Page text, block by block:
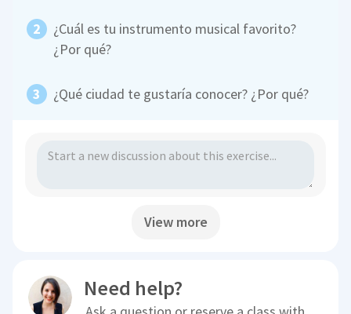
¿Cuál es tu instrumento musical favorito?
¿Por qué?
¿Qué ciudad te gustaría conocer? ¿Por qué?
View more
Need help?